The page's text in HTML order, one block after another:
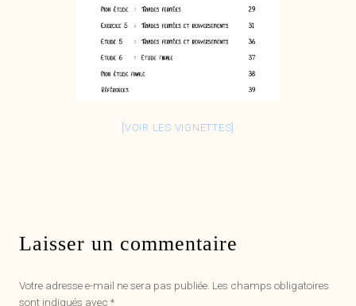
[VOIR LES VIGNETTES]
Laisser un commentaire
Votre adresse e-mail ne sera pas publiée. Les champs obligatoires
sont indiqués avec *